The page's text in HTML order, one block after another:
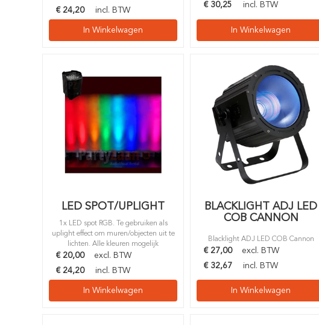
€ 24,20 incl. BTW
In Winkelwagen
€ 30,25 incl. BTW
In Winkelwagen
LED SPOT/UPLIGHT
1x LED spot RGB. Te gebruiken als
uplight effect om muren/objecten uit te
lichten. Alle kleuren mogelijk
€ 20,00
excl. BTW
€ 24,20 incl. BTW
In Winkelwagen
BLACKLIGHT ADJ LED
COB CANNON
Blacklight ADJ LED COB Cannon
€ 27,00
excl. BTW
€ 32,67 incl. BTW
In Winkelwagen